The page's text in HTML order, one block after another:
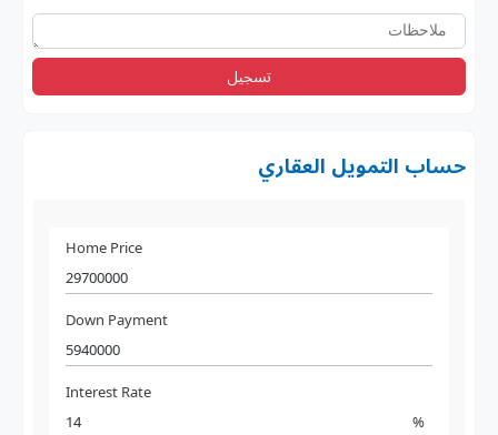
تسجيل
حساب التمويل العقاري
Home Price
Down Payment
Interest Rate
%